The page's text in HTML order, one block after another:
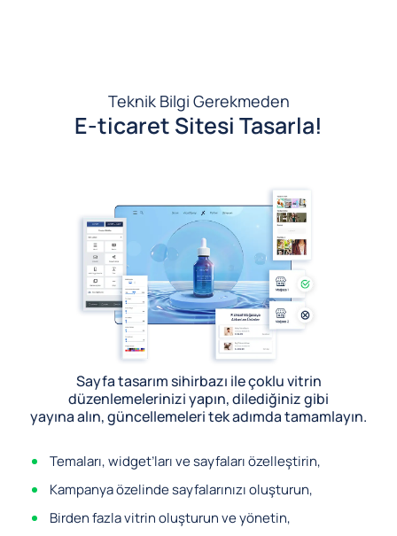
Teknik Bilgi Gerekmeden
E-ticaret Sitesi Tasarla!
Sayfa tasarım sihirbazı ile çoklu vitrin
düzenlemelerinizi yapın, dilediğiniz gibi
yayına alın, güncellemeleri tek adımda tamamlayın.
Temaları, widget’ları ve sayfaları özelleştirin,
Kampanya özelinde sayfalarınızı oluşturun,
Birden fazla vitrin oluşturun ve yönetin,